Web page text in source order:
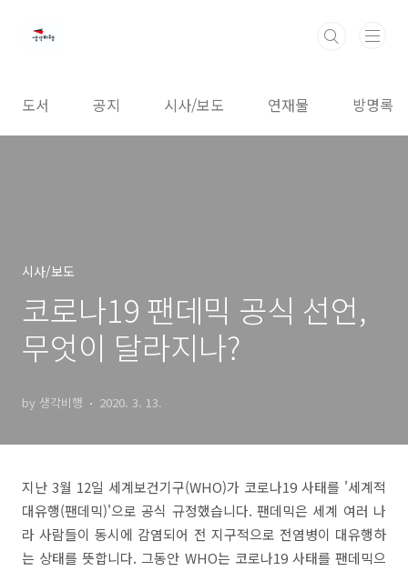
도서 공지 시사/보도 연재물 방명록
시사/보도
코로나19 팬데믹 공식 선언,
무엇이 달라지나?
by 생각비행 2020. 3. 13.
지난 3월 12일 세계보건기구(WHO)가 코로나19 사태를 '세계적
대유행(팬데믹)'으로 공식 규정했습니다. 팬데믹은 세계 여러 나
라 사람들이 동시에 감염되어 전 지구적으로 전염병이 대유행하
는 상태를 뜻합니다. 그동안 WHO는 코로나19 사태를 팬데믹으